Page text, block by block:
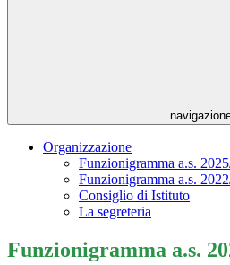
Organizzazione
Funzionigramma a.s.
Funzionigramma a.s.
Consiglio di Istituto
La segreteria
Funzionigramma a.s.